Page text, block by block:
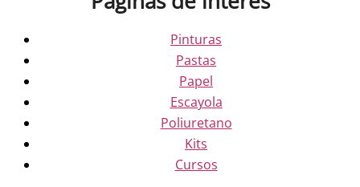
Pinturas
Pastas
Papel
Escayola
Poliuretano
Kits
Cursos